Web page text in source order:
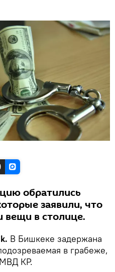
обратились
заявили, что
вещи в столице.
В Бишкеке задержана
в грабеже,
КР.